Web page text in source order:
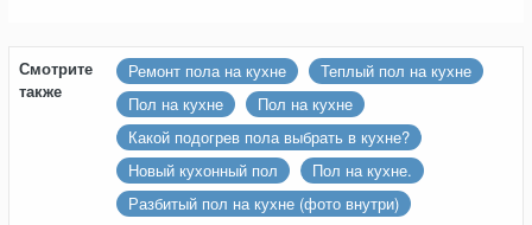
Смотрите
также
Ремонт пола на кухне
Теплый пол на кухне
Пол на кухне
Пол на кухне
Какой подогрев пола выбрать в кухне?
Новый кухонный пол
Пол на кухне.
Разбитый пол на кухне (фото внутри)